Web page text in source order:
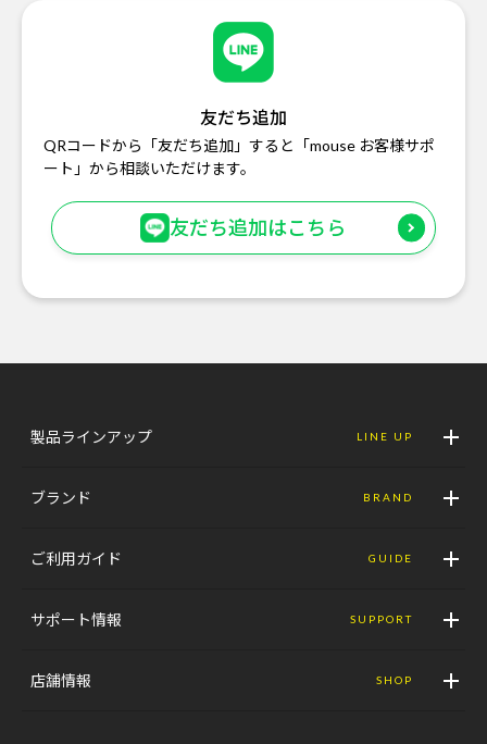
友だち追加
QRコードから「友だち追加」すると「mouse お客様サポ
ート」から相談いただけます。
友だち追加はこちら
製品ラインアップ LINE UP
ブランド BRAND
ご利用ガイド GUIDE
サポート情報 SUPPORT
店舗情報 SHOP